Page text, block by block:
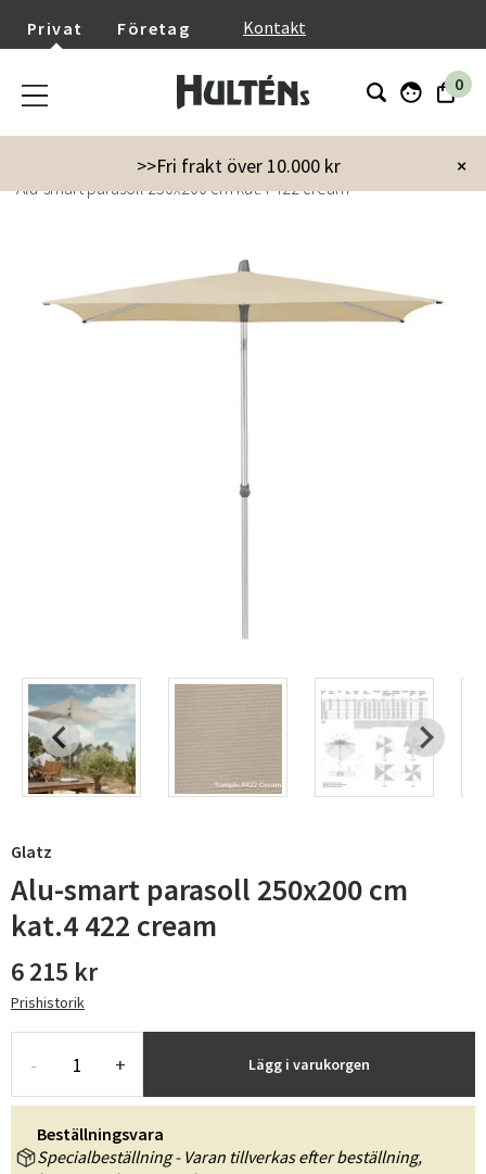
Privat Företag Kontakt
0
×
>>Fri frakt över 10.000 kr
Trädgård Parasoll & Tillbehör
Alu-smart parasoll 250x200 cm kat.4 422 cream
Glatz
Alu-smart parasoll 250x200 cm
kat.4 422 cream
6 215 kr
Prishistorik
- + Lägg i varukorgen
Beställningsvara
Specialbeställning - Varan tillverkas efter beställning,